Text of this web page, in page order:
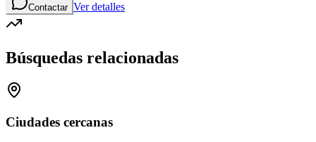
Contactar Ver detalles
Búsquedas relacionadas
Ciudades cercanas